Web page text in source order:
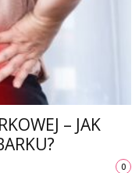
– JAK
0